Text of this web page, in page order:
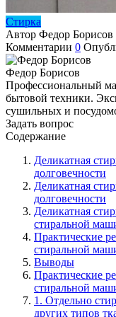
Стирка
Автор Федор Борисов
Комментарии 0
Федор Борисов
Профессиональный
бытовой техники.
сушильных и
Задать вопрос
Содержание
Деликатная
долговечности
Деликатная
долговечности
Деликатная
стиральной
Практические
стиральной
Выводы
Практические
стиральной
1. Отдельно
других типов